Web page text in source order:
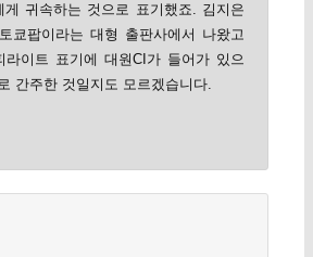
게 귀속하는 것으로 표기했죠. 김지은
쿄팝이라는 대형 출판사에서 나왔고
라이트 표기에 대원CI가 들어가 있으
간주한 것일지도 모르겠습니다.